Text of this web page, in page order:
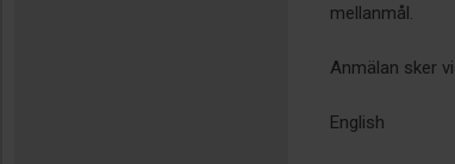
mellanmål.
Anmälan sker
English